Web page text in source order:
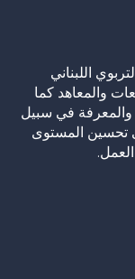
اللبناني
والمعاهد كما
في سبيل
تحسين المستوى